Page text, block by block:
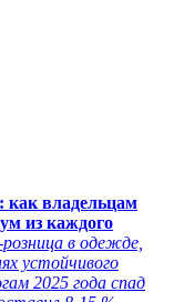
как владельцам
из каждого
в одежде,
устойчивого
2025 года спад